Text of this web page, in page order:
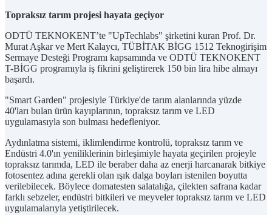
Topraksız tarım projesi hayata geçiyor
ODTÜ TEKNOKENT’te "UpTechlabs" şirketini kuran Prof. Dr.
Murat Aşkar ve Mert Kalaycı, TÜBİTAK BİGG 1512 Teknogirişim
Sermaye Desteği Programı kapsamında ve ODTÜ TEKNOKENT
T-BİGG programıyla iş fikrini geliştirerek 150 bin lira hibe almayı
başardı.
"Smart Garden" projesiyle Türkiye'de tarım alanlarında yüzde
40'ları bulan ürün kayıplarının, topraksız tarım ve LED
uygulamasıyla son bulması hedefleniyor.
Aydınlatma sistemi, iklimlendirme kontrolü, topraksız tarım ve
Endüstri 4.0'ın yeniliklerinin birleşimiyle hayata geçirilen projeyle
topraksız tarımda, LED ile beraber daha az enerji harcanarak bitkiye
fotosentez adına gerekli olan ışık dalga boyları istenilen boyutta
verilebilecek. Böylece domatesten salatalığa, çilekten safrana kadar
farklı sebzeler, endüstri bitkileri ve meyveler topraksız tarım ve LED
uygulamalarıyla yetiştirilecek.